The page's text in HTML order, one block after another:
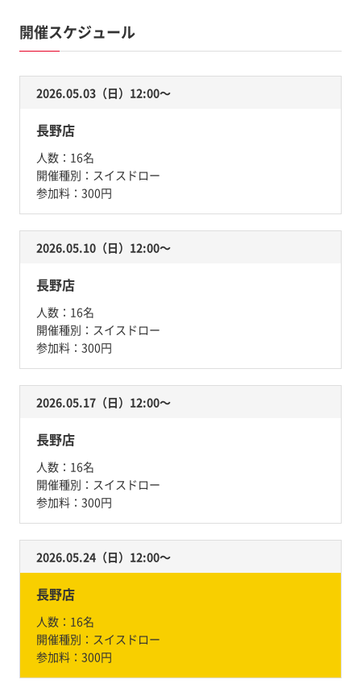
開催スケジュール
2026.05.03（日）12:00〜
長野店
人数： 16名
開催種別： スイスドロー
参加料： 300円
2026.05.10（日）12:00〜
長野店
人数： 16名
開催種別： スイスドロー
参加料： 300円
2026.05.17（日）12:00〜
長野店
人数： 16名
開催種別： スイスドロー
参加料： 300円
2026.05.24（日）12:00〜
長野店
人数： 16名
開催種別： スイスドロー
参加料： 300円